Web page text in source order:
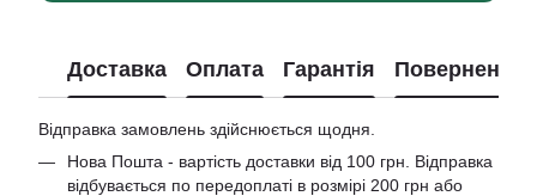
Доставка Оплата Гарантія Повернення
Відправка замовлень здійснюється щодня.
Нова Пошта - вартість доставки від 100 грн. Відправка
відбувається по передоплаті в розмірі 200 грн або